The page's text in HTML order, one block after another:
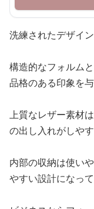
洗練されたデザイ
構造的なフォルム
品格のある印象を与
上質なレザー素材
の出し入れがしや
内部の収納は使い
やすい設計になって